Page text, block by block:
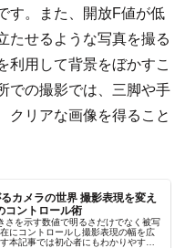
す。また、開放F値が低
たせるような写真を撮る
利用して背景をぼかすこ
での撮影では、三脚や手
クリアな画像を得ること
カメラの世界 撮影表現を変え
コントロール術
さを示す数値で明るさだけでなく被写
にコントロールし撮影表現の幅を広
本記事では初心者にもわかりやすい